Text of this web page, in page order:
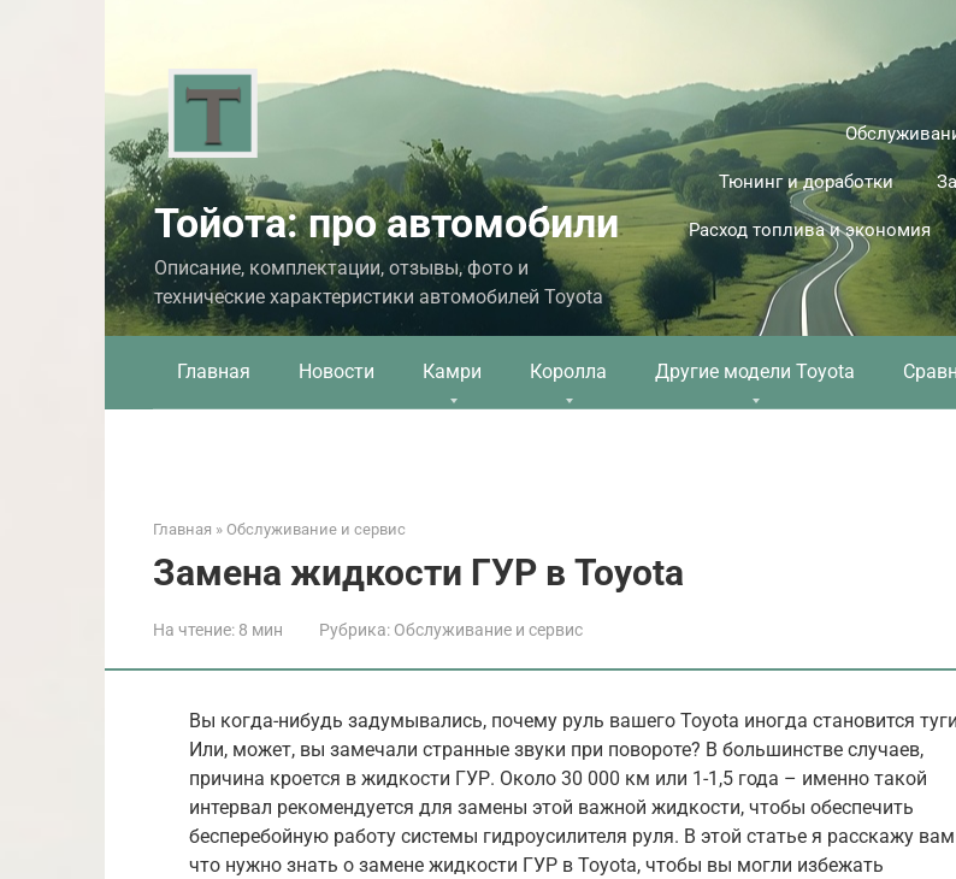
Тойота: про автомобили
Описание, комплектации, отзывы, фото и
технические характеристики автомобилей Toyota
Тюнинг и доработки
Расход топлива и экономия
Главная Новости Камри Королла Другие модели Toyota
Главная » Обслуживание и сервис
Замена жидкости ГУР в Toyota
На чтение: 8 мин Рубрика: Обслуживание и сервис
Вы когда-нибудь задумывались, почему руль вашего Toyota иногда становится
Или, может, вы замечали странные звуки при повороте? В большинстве случаев,
причина кроется в жидкости ГУР. Около 30 000 км или 1-1,5 года – именно такой
интервал рекомендуется для замены этой важной жидкости, чтобы обеспечить
бесперебойную работу системы гидроусилителя руля. В этой статье я расскажу вам
что нужно знать о замене жидкости ГУР в Toyota, чтобы вы могли избежать